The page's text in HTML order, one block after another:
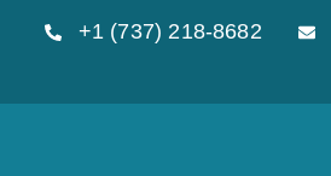
+1 (737) 218-8682